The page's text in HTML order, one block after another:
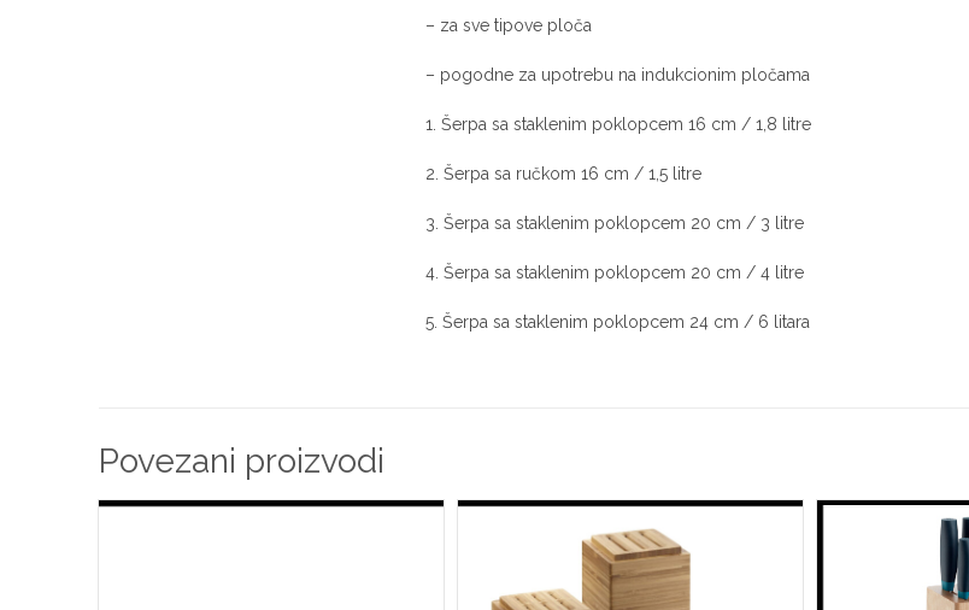
– za sve tipove ploča
– pogodne za upotrebu na indukcionim pločama
1. Šerpa sa staklenim poklopcem 16 cm / 1,8 litre
2. Šerpa sa ručkom 16 cm / 1,5 litre
3. Šerpa sa staklenim poklopcem 20 cm / 3 litre
4. Šerpa sa staklenim poklopcem 20 cm / 4 litre
5. Šerpa sa staklenim poklopcem 24 cm / 6 litara
Povezani proizvodi